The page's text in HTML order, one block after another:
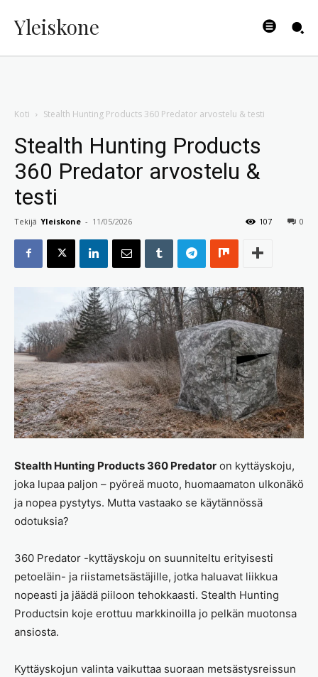
Yleiskone
Koti Stealth Hunting Products 360 Predator arvostelu & testi
Stealth Hunting Products
360 Predator arvostelu &
testi
Tekijä Yleiskone - 11/05/2026 0
107
Stealth Hunting Products 360 Predator on kyttäyskoju,
joka lupaa paljon – pyöreä muoto, huomaamaton ulkonäkö
ja nopea pystytys. Mutta vastaako se käytännössä
odotuksia?
360 Predator -kyttäyskoju on suunniteltu erityisesti
petoeläin- ja riistametsästäjille, jotka haluavat liikkua
nopeasti ja jäädä piiloon tehokkaasti. Stealth Hunting
Productsin koje erottuu markkinoilla jo pelkän muotonsa
ansiosta.
Kyttäyskojun valinta vaikuttaa suoraan metsästysreissun